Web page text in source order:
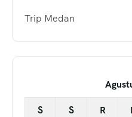
Trip Medan
S S R